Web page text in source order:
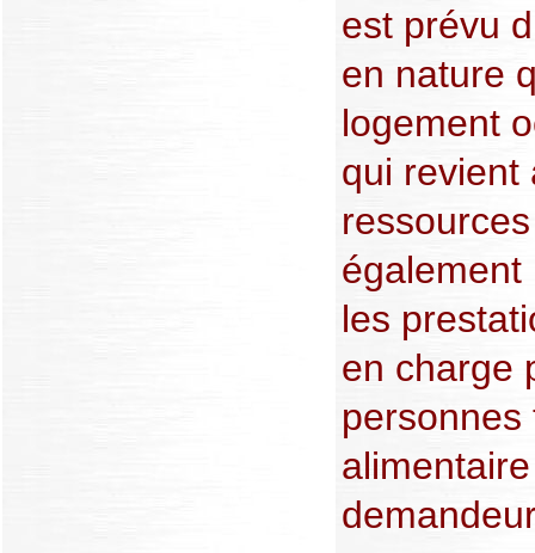
est prévu
en nature
logement
qui revient
également
les
en charge
personnes